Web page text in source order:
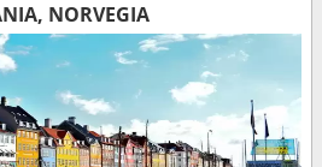
NORVEGIA